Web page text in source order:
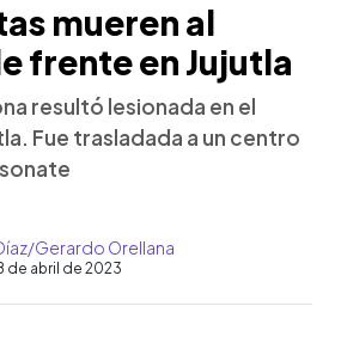
mueren al
frente en Jujutla
resultó lesionada en el
Fue trasladada a un centro
Gerardo Orellana
de abril de 2023